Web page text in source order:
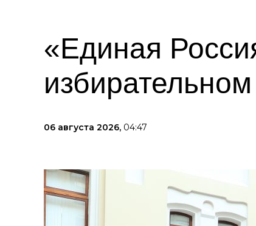
«Единая
06 августа 2026, 04:47